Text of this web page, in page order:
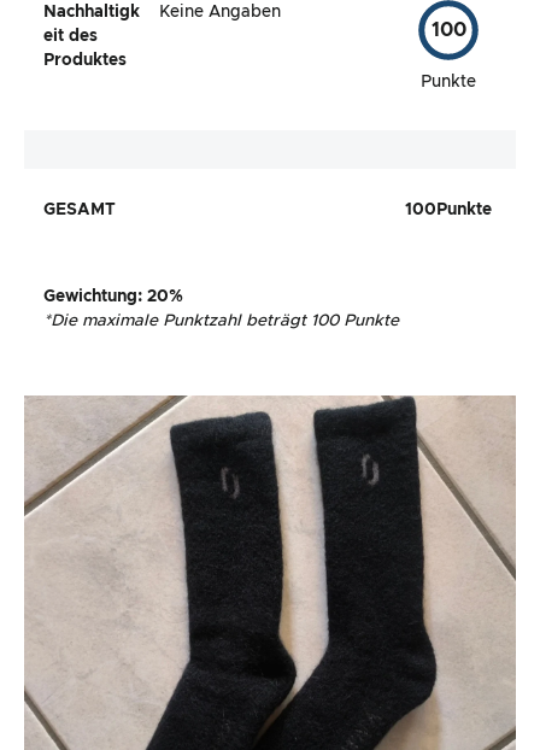
Nachhaltigk
eit des
Produktes
Keine Angaben
100
Punkte
GESAMT 100 Punkte
Gewichtung: 20%
*Die maximale Punktzahl beträgt 100 Punkte